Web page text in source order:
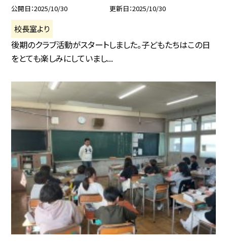
公開日 2025/10/30 更新日 2025/10/30
校長室より
後期のクラブ活動がスタートしました。子どもたちはこの日
をとても楽しみにしていまし...